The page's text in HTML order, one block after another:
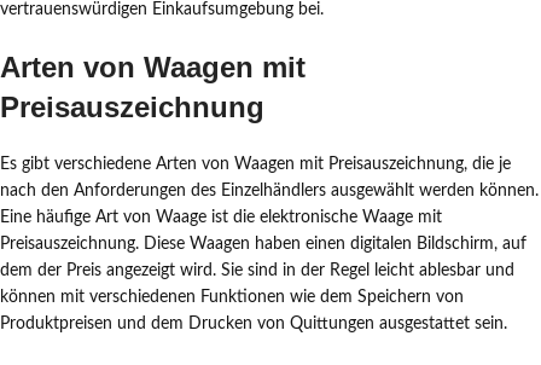
vertrauenswürdigen Einkaufsumgebung bei.
Arten von Waagen mit
Preisauszeichnung
Es gibt verschiedene Arten von Waagen mit Preisauszeichnung, die je
nach den Anforderungen des Einzelhändlers ausgewählt werden können.
Eine häufige Art von Waage ist die elektronische Waage mit
Preisauszeichnung. Diese Waagen haben einen digitalen Bildschirm, auf
dem der Preis angezeigt wird. Sie sind in der Regel leicht ablesbar und
können mit verschiedenen Funktionen wie dem Speichern von
Produktpreisen und dem Drucken von Quittungen ausgestattet sein.